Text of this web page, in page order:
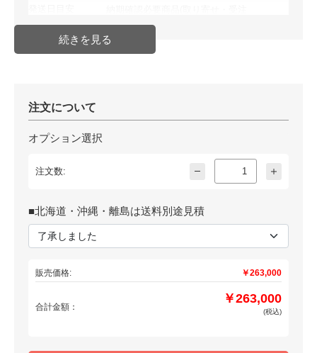
生産等)
4549980657102
注文について
オプション選択
注文数:
■北海道・沖縄・離島は送料別途見積
販売価格: ￥263,000
合計金額：
￥263,000
(税込)